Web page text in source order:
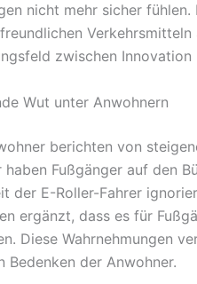
nicht mehr sicher
zwischen
Wut unter Anwohnern
berichten von
haben Fußgänger auf den
der E-Roller-Fahrer
ergänzt, dass es für
Diese Wahrnehmungen
Bedenken der Anwohner.